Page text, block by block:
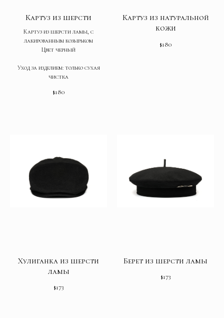
Картуз из шерсти
Картуз из шерсти ламы, с
лакированным козырьком
Цвет черный
Уход за изделием: только сухая
чистка
$180
Картуз из натуральной
кожи
$180
Хулиганка из шерсти
ламы
$173
Берет из шерсти ламы
$173